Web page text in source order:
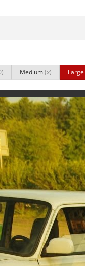
Medium(x) Large